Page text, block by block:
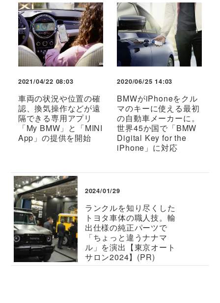
2021/04/22 08:03
車両の状況や位置の確
認、換気操作などが遠
隔できる専用アプリ
「My BMW」と「MINI
App」の提供を開始
2020/06/25 14:03
BMWがiPhoneをクル
マのキーに使える最初
の自動車メーカーに。
世界45か国で「BMW
Digital Key for the
iPhone」に対応
2024/01/29
ランクルを知り尽くした
トヨタ車体の職人技。輸
出仕様の純正パーツで
「ちょっと違うナナマ
ル」を演出【東京オート
サロン2024】(PR)